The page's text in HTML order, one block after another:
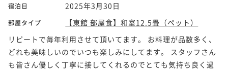
宿泊日 2025年3月30日
部屋タイプ
【東館 部屋食】和室12.5畳（ペット）
リピートで毎年利用させて頂いてます。 お料理が品数多く、
どれも美味しいのでいつも楽しみにしてます。 スタッフさん
も皆さん優しく丁寧に接してくれるのでとても気持ち良く過